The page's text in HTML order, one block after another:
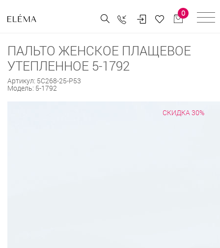
0
ПАЛЬТО ЖЕНСКОЕ ПЛАЩЕВОЕ
УТЕПЛЕННОЕ 5-1792
Артикул: 5С268-25-Р53
Модель: 5-1792
СКИДКА 30%